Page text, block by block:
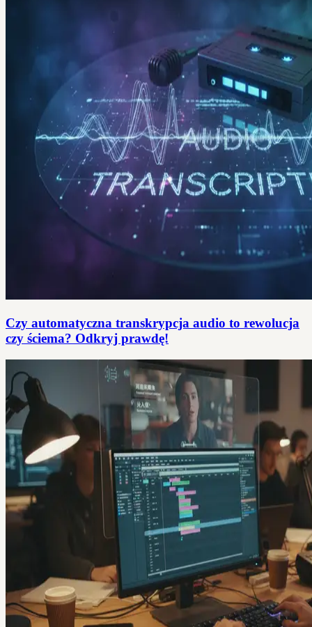
Czy automatyczna transkrypcja audio to rewolucja
czy ściema? Odkryj prawdę!